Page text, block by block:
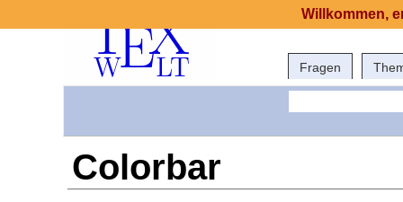
Fragen
Colorbar
Willkommen,